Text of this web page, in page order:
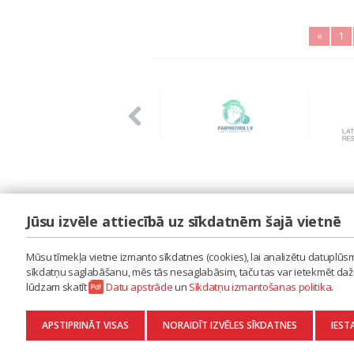
« 1
LAIPA
ES RADU MŪZIKU
AKTUALITĀTES
KONTAKTI
SĪKDATŅU IZMANTOŠANAS POLITIKA
DATU APSTRĀDE
Jūsu izvēle attiecībā uz sīkdatnēm šajā vietnē
Mūsu tīmekļa vietne izmanto sīkdatnes (cookies), lai analizētu
sīkdatņu saglabāšanu, mēs tās nesaglabāsim, taču tas var ietekmēt
lūdzam skatīt
Datu apstrādeun Sīkdatņu izmantošanas politika.
APSTIPRINĀT VISAS NORAIDĪT IZVĒLES SĪKDATNES